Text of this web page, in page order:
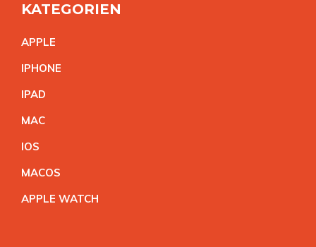
KATEGORIEN
APPLE
IPHONE
IPAD
MAC
IOS
MACOS
APPLE WATCH